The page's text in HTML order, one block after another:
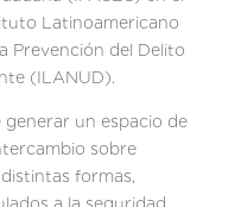
Latinoamericano
Prevención del Delito
(ILANUD).
generar un espacio de
sobre
formas,
a la seguridad